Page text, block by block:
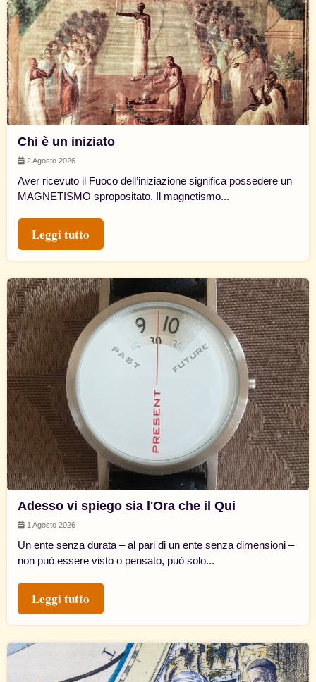
Chi è un iniziato
2 Agosto 2026
Aver ricevuto il Fuoco dell’iniziazione significa possedere un
MAGNETISMO spropositato. Il magnetismo...
Leggi tutto
Adesso vi spiego sia l'Ora che il Qui
1 Agosto 2026
Un ente senza durata – al pari di un ente senza dimensioni –
non può essere visto o pensato, può solo...
Leggi tutto